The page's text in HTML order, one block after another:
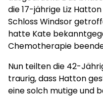
die 17-jährige Liz
Schloss Windsor
hatte Kate
Chemotherapie
Nun teilten die 42-
traurig, dass Hatton
eine solch mutige und